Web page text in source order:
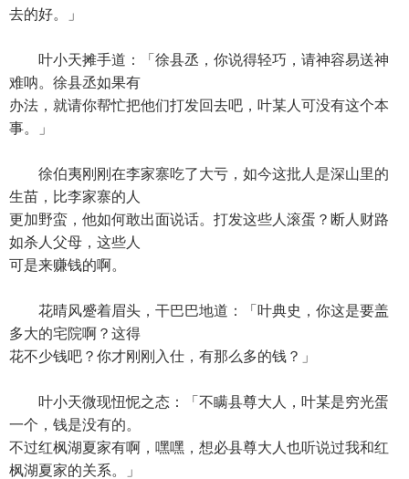
去的好。」
叶小天摊手道：「徐县丞，你说得轻巧，请神容易送神
难呐。徐县丞如果有
办法，就请你帮忙把他们打发回去吧，叶某人可没有这个本
事。」
徐伯夷刚刚在李家寨吃了大亏，如今这批人是深山里的
生苗，比李家寨的人
更加野蛮，他如何敢出面说话。打发这些人滚蛋？断人财路
如杀人父母，这些人
可是来赚钱的啊。
花晴风蹙着眉头，干巴巴地道：「叶典史，你这是要盖
多大的宅院啊？这得
花不少钱吧？你才刚刚入仕，有那么多的钱？」
叶小天微现忸怩之态：「不瞒县尊大人，叶某是穷光蛋
一个，钱是没有的。
不过红枫湖夏家有啊，嘿嘿，想必县尊大人也听说过我和红
枫湖夏家的关系。」